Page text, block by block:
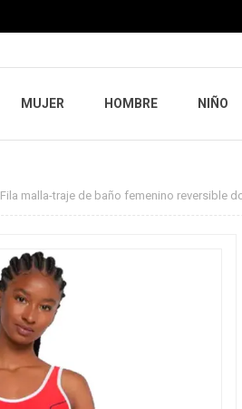
MUJER HOMBRE NIÑO
Fila malla-traje de baño femenino reversible